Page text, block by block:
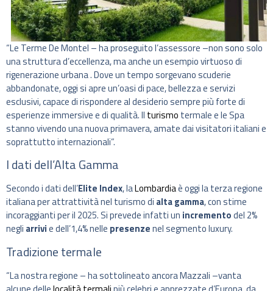
“Le Terme De Montel – ha proseguito l’assessore –non sono solo
una struttura d’eccellenza, ma anche un esempio virtuoso di
rigenerazione urbana . Dove un tempo sorgevano scuderie
abbandonate, oggi si apre un’oasi di pace, bellezza e servizi
esclusivi, capace di rispondere al desiderio sempre più forte di
esperienze immersive e di qualità. Il turismo termale e le Spa
stanno vivendo una nuova primavera, amate dai visitatori italiani e
soprattutto internazionali”.
I dati dell’Alta Gamma
Secondo i dati dell’Elite Index, laLombardiaè oggi la terza regione
italiana per attrattività nel turismo di alta gamma, con stime
incoraggianti per il 2025. Si prevede infatti un incrementodel 2%
negli arrivie dell’1,4% nelle presenzenel segmento luxury.
Tradizione termale
“La nostra regione – ha sottolineato ancora Mazzali –vanta